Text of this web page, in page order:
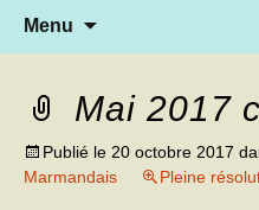
Menu
Mai 2017
Publié le 20 octobre 2017
Marmandais
Pleine